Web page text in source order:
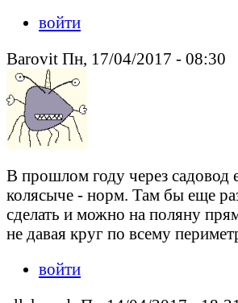
войти
Barovit Пн, 17/04/2017 - 08:30
В прошлом году через садовод
колясыче - норм. Там бы еще
сделать и можно на поляну
не давая круг по всему
войти